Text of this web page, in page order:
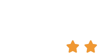
 